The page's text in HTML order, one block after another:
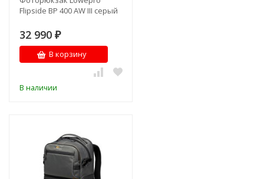
Flipside BP 400 AW III серый
32 990 ₽
В корзину
В наличии